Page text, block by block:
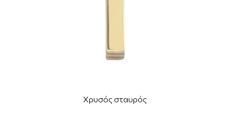
Χρυσός σταυρός